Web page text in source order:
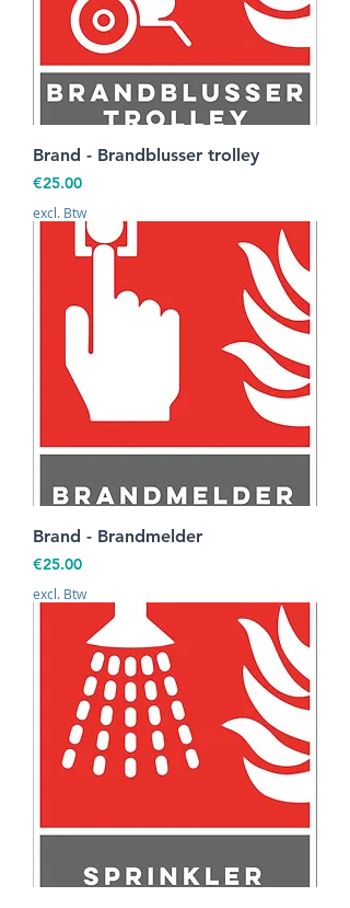
Brand - Brandblusser trolley
Prijs
€25.00
excl. Btw
Brand - Brandmelder
Prijs
€25.00
excl. Btw